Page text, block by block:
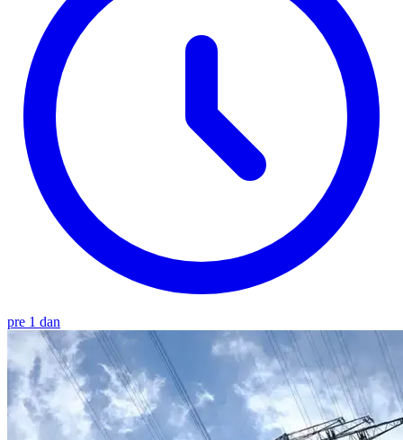
pre 1 dan